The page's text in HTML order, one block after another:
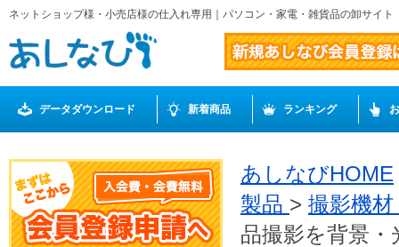
ネットショップ様・小売店様の仕入れ専用｜パソコン・家電・雑貨品の卸サイ
データダウンロード 新着商品 ランキング
あしなびHOME
製品 > 撮影機材
品撮影を背景